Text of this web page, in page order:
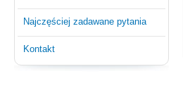
Najczęściej zadawane pytania
Kontakt